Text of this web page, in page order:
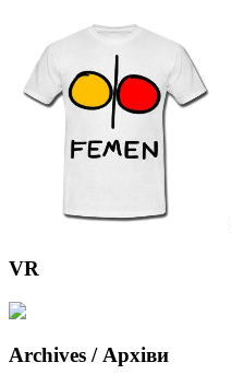
VR
Archives / Архіви